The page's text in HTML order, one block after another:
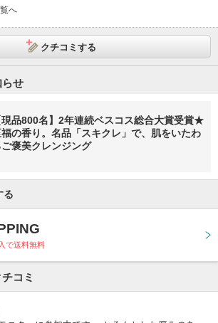
へ
クチコミする
らせ
現品800名】2年連続ベスコス総合大賞受賞★
の香り。名品「スキクレ」で、肌をいたわ
ご褒美クレンジング
る
で送料無料
コミ